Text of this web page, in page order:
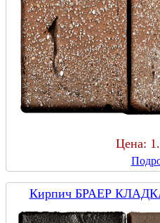
Цена:
Кирпич БРАЕР